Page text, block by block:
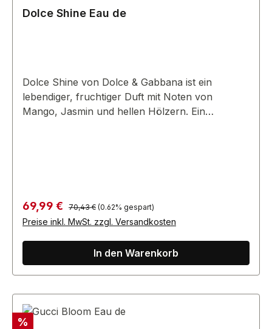
Durchschnittliche Bewertung von 4.33 von 5 Sternen
Dolce Shine Eau de
Dolce Shine von Dolce & Gabbana ist ein
lebendiger, fruchtiger Duft mit Noten von
Mango, Jasmin und hellen Hölzern. Ein
Verkaufspreis:
69,99 € Regulärer Preis:
70,43 € (0.62% gespart)
Preise inkl. MwSt. zzgl. Versandkosten
In den Warenkorb
Rabatt
%